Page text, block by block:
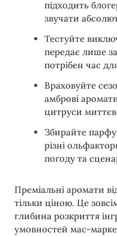
підходить
звучати
Тестуйте
передає лише
потрібен час
Враховуйте
амброві
цитруси
Збирайте
різні
погоду та
Преміальні аромати
тільки ціною. Це
глибина розкриття
умовностей мас-